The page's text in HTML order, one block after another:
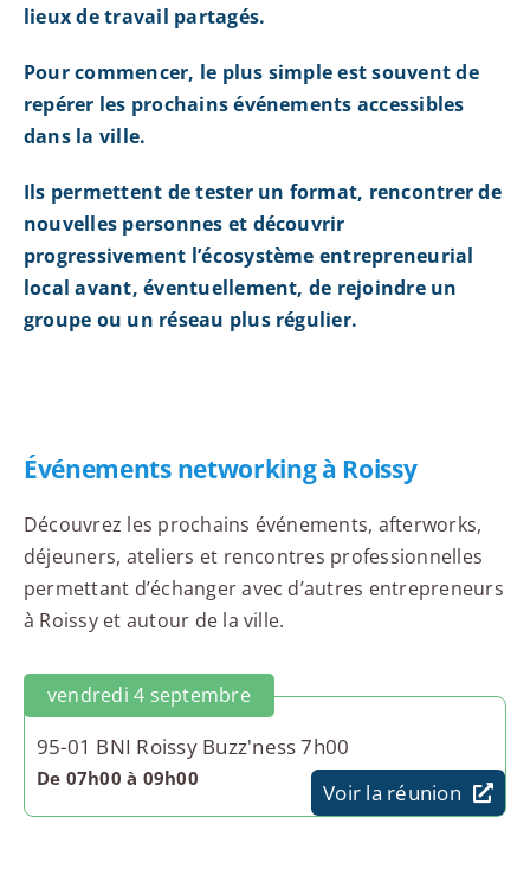
lieux de travail partagés.
Pour commencer, le plus simple est souvent de
repérer les prochains événements accessibles
dans la ville.
Ils permettent de tester un format, rencontrer de
nouvelles personnes et découvrir
progressivement l’écosystème entrepreneurial
local avant, éventuellement, de rejoindre un
groupe ou un réseau plus régulier.
Événements networking à Roissy
Découvrez les prochains événements, afterworks,
déjeuners, ateliers et rencontres professionnelles
permettant d’échanger avec d’autres entrepreneurs
à Roissy et autour de la ville.
vendredi 4 septembre
95-01 BNI Roissy Buzz'ness 7h00
De 07h00 à 09h00
Voir la réunion